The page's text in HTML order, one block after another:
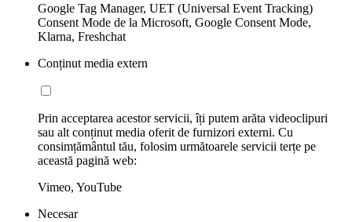
Google Tag Manager, UET (Universal Event Tracking)
Consent Mode de la Microsoft, Google Consent Mode,
Klarna, Freshchat
Conținut media extern
Prin acceptarea acestor servicii, îți putem arăta videoclipuri
sau alt conținut media oferit de furnizori externi. Cu
consimțământul tău, folosim următoarele servicii terțe pe
această pagină web:
Vimeo, YouTube
Necesar